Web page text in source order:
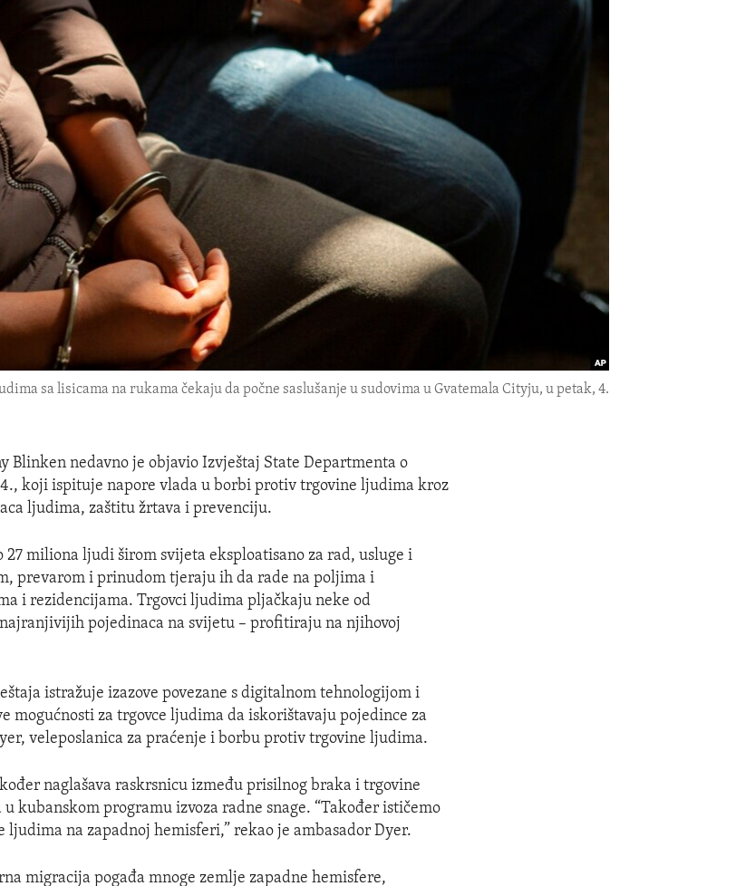
sa lisicama na rukama čekaju da počne saslušanje u sudovima u Gvatemala Cityju, u petak, 4.
Blinken nedavno je objavio Izvještaj State Departmenta o
koji ispituje napore vlada u borbi protiv trgovine ljudima kroz
ljudima, zaštitu žrtava i prevenciju.
27 miliona ljudi širom svijeta eksploatisano za rad, usluge i
prevarom i prinudom tjeraju ih da rade na poljima i
i rezidencijama. Trgovci ljudima pljačkaju neke od
pojedinaca na svijetu – profitiraju na njihovoj
istražuje izazove povezane s digitalnom tehnologijom i
mogućnosti za trgovce ljudima da iskorištavaju pojedince za
veleposlanica za praćenje i borbu protiv trgovine ljudima.
naglašava raskrsnicu između prisilnog braka i trgovine
kubanskom programu izvoza radne snage. “Također ističemo
na zapadnoj hemisferi,” rekao je ambasador Dyer.
migracija pogađa mnoge zemlje zapadne hemisfere,